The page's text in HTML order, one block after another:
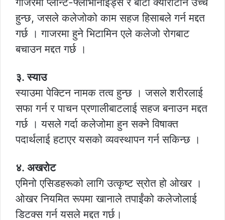
हुन्छ, जसले कलेजोको काम सहज हिसाबले गर्न मद्दत
गर्छ । गाजरमा हुने भिटामिन एले कलेजो रोगबाट
बचाउन मद्दत गर्छ ।
३. स्याउ
स्याउमा पेक्टिन नामक तत्व हुन्छ । जसले शरीरलाई
सफा गर्न र पाचन प्रणालीबाटलाई सहज बनाउन मद्दत
गर्छ । यसले गर्दा कलेजोमा हुन सक्ने विषाक्त
पदार्थलाई हटाएर यसको व्यवस्थापन गर्न सकिन्छ ।
४. अखरोट
एमिनो एसिडहरूको लागि उत्कृष्ट स्रोत हो ओखर ।
ओखर नियमित रूपमा खानाले तपाईंको कलेजोलाई
डिटक्स गर्न यसले मद्दत गर्छ।